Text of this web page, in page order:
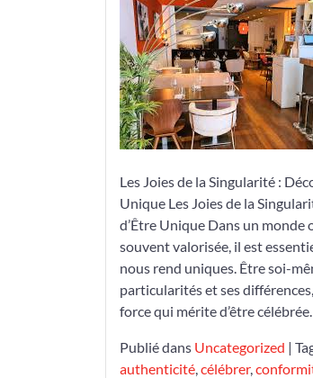
de
les
Êtres
Les Joies de la Singularité :
Unique Les Joies de la
d’Être Unique Dans un monde
souvent valorisée, il est
nous rend uniques. Être soi-
particularités et ses
force qui mérite d’être
Publié dans Uncategorized |
authenticité,célébrer,